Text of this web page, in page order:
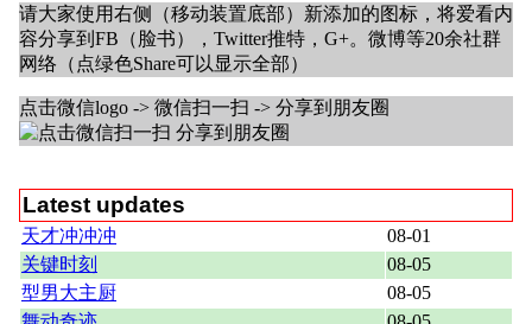
请大家使用右侧（移动装置底部）新添加的图标，将爱看内
容分享到FB（脸书），Twitter推特，G+。微博等20余社群
网络（点绿色Share可以显示全部）
点击微信logo -> 微信扫一扫 -> 分享到朋友圈
Latest updates
天才冲冲冲
08-01
关键时刻
08-05
型男大主厨
08-05